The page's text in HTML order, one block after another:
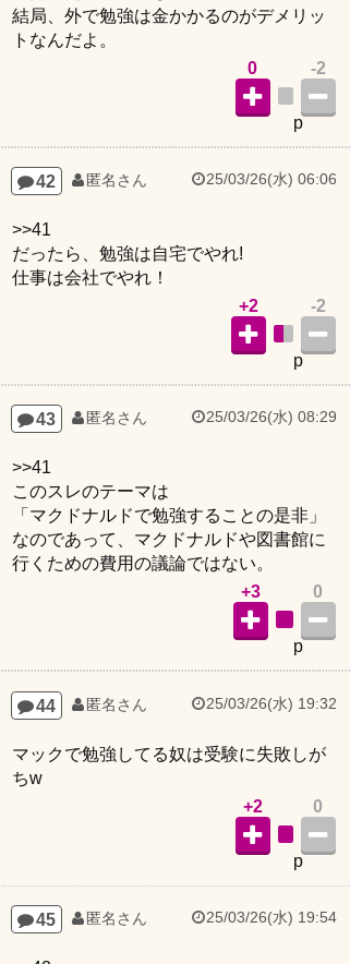
結局、外で勉強は金かかるのがデメリッ
トなんだよ。
-2
p
0
42 匿名さん 25/03/26(水) 06:06
>>41
だったら、勉強は自宅でやれ!
仕事は会社でやれ！
-2
p
+2
43 匿名さん 25/03/26(水) 08:29
>>41
このスレのテーマは
「マクドナルドで勉強することの是非」
なのであって、マクドナルドや図書館に
行くための費用の議論ではない。
0
p
+3
44 匿名さん 25/03/26(水) 19:32
マックで勉強してる奴は受験に失敗しが
ちw
0
p
+2
45 匿名さん 25/03/26(水) 19:54